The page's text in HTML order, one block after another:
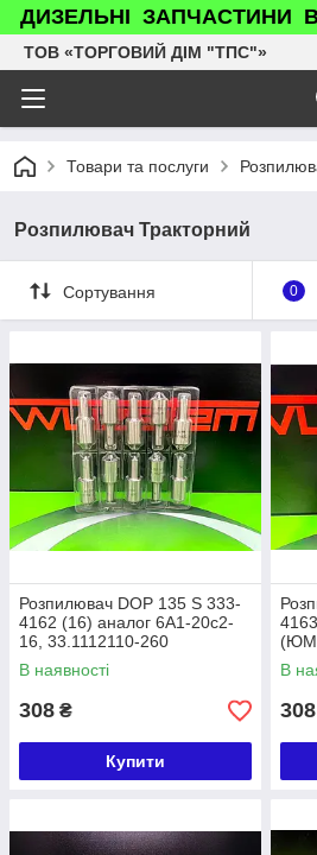
ДИЗЕЛЬНІ ЗАПЧАСТИНИ
ТОВ «ТОРГОВИЙ ДІМ "ТПС"»
Товари та послуги
Розпилювач Тракторний
Сортування 0
Розпилювач DOP 135 S 333-
4162 (16) аналог 6А1-20с2-
16, 33.1112110-260
В наявності
308 ₴
Купити
В
308